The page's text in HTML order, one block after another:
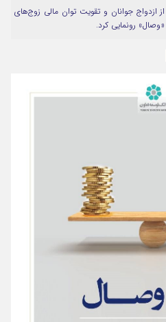
ازدواج جوانان و تقویت توان مالی زوج‌های
رونمایی کرد.